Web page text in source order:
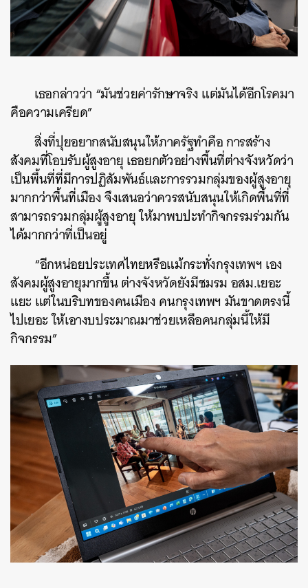
เธอกล่าวว่า “มันช่วยค่ารักษาจริง แต่มันได้อีกโรคมา
คือความเครียด”
สิ่งที่ปุยอยากสนับสนุนให้ภาครัฐทำคือ การสร้าง
สังคมที่โอบรับผู้สูงอายุ เธอยกตัวอย่างพื้นที่ต่างจังหวัดว่า
เป็นพื้นที่ที่มีการปฏิสัมพันธ์และการรวมกลุ่มของผู้สูงอายุ
มากกว่าพื้นที่เมือง จึงเสนอว่าควรสนับสนุนให้เกิดพื้นที่ที่
สามารถรวมกลุ่มผู้สูงอายุ ให้มาพบปะทำกิจกรรมร่วมกัน
ได้มากกว่าที่เป็นอยู่
“อีกหน่อยประเทศไทยหรือแม้กระทั่งกรุงเทพฯ เอง
สังคมผู้สูงอายุมากขึ้น ต่างจังหวัดยังมีชมรม อสม.เยอะ
แยะ แต่ในบริบทของคนเมือง คนกรุงเทพฯ มันขาดตรงนี้
ไปเยอะ ให้เอางบประมาณมาช่วยเหลือคนกลุ่มนี้ให้มี
กิจกรรม”